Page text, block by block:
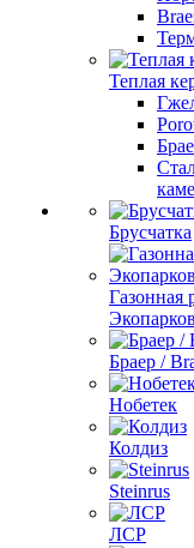
Теплая
Брусчатка
Газонная
Браер /
Нобетек
Колдиз
Steinrus
ЛСР